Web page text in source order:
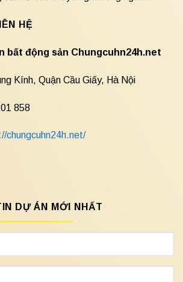
HỆ
bất động sản Chungcuhn24h.net
Kính, Quận Cầu Giấy, Hà Nội
858
chungcuhn24h.net/
DỰ ÁN MỚI NHẤT